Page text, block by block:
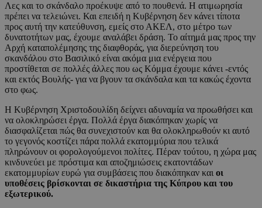
Λες και το σκάνδαλο προέκυψε από το πουθενά. Η ατιμωρησία
πρέπει να τελειώνει. Και επειδή η Κυβέρνηση δεν κάνει τίποτα
προς αυτή την κατεύθυνση, εμείς στο ΑΚΕΛ, στο μέτρο των
δυνατοτήτων μας, έχουμε αναλάβει δράση. Το αίτημά μας προς την
Αρχή καταπολέμησης της διαφθοράς, για διερεύνηση του
σκανδάλου στο Βασιλικό είναι ακόμα μια ενέργεια που
προστίθεται σε πολλές άλλες που ως Κόμμα έχουμε κάνει -εντός
και εκτός Βουλής- για να βγουν τα σκάνδαλα και τα κακώς έχοντα
στο φως.
Η Κυβέρνηση Χριστοδουλίδη δείχνει αδυναμία να προωθήσει και
να ολοκληρώσει έργα. Πολλά έργα διακόπηκαν χωρίς να
διασφαλίζεται πώς θα συνεχιστούν και θα ολοκληρωθούν κι αυτό
το γεγονός κοστίζει πάρα πολλά εκατομμύρια που τελικά
πληρώνουν οι φορολογούμενοι πολίτες. Πέραν τούτου, η χώρα μας
κινδυνεύει με πρόστιμα και αποζημιώσεις εκατοντάδων
εκατομμυρίων ευρώ για συμβάσεις που διακόπηκαν και οι
υποθέσεις βρίσκονται σε δικαστήρια της Κύπρου και του
εξωτερικού.